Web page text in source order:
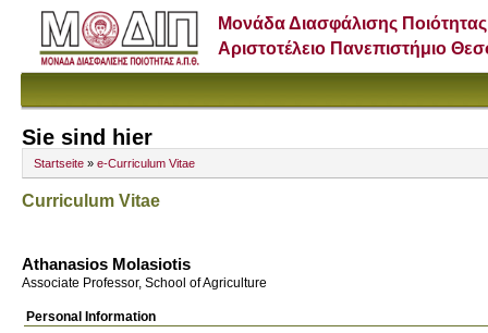
Μονάδα Διασφάλισης Ποιότητας
Αριστοτέλειο Πανεπιστήμιο
Sie sind hier
Startseite » e-Curriculum Vitae
Curriculum Vitae
Athanasios Molasiotis
Associate Professor, School of Agriculture
Personal Information